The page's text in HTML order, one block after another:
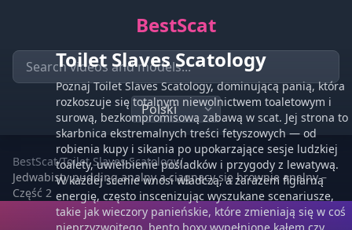
BestScat
BestScat/Toilet Slaves Scatology/
Jedwabisty pudding analny a ciągnący się brownie analny –
Część 2
Toilet Slaves Scatology
Poznaj Toilet Slaves Scatology, dominującą panią, która
rozkoszuje się totalnym niewolnictwem toaletowym i
surową, bezkompromisową zabawą w scat. Jej strona to
skarbnica ekstremalnych treści fetyszowych — od
robienia kupy i sikania po upokarzające sesje ludzkiej
toalety, uwielbienie pośladków i przygody z lewatywą.
W każdej scenie wnosi władczą, a zarazem figlarną
energię, często inscenizując wyszukane scenariusze,
takie jak wieczory panieńskie, które zmieniają się w coś